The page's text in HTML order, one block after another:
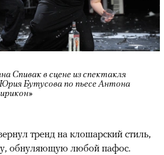
Спивак в сцене из спектакля
Бутусова по пьесе Антона
тренд на клошарский стиль,
обнуляющую любой пафос.